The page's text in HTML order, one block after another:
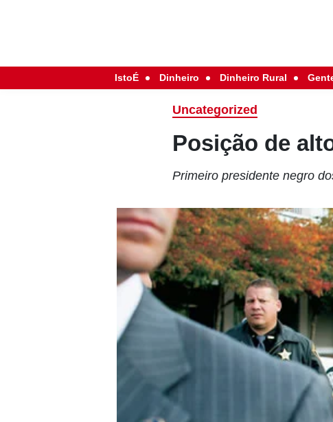
IstoÉ Dinheiro Dinheiro Rural
Uncategorized
Posição de
Primeiro presidente negro